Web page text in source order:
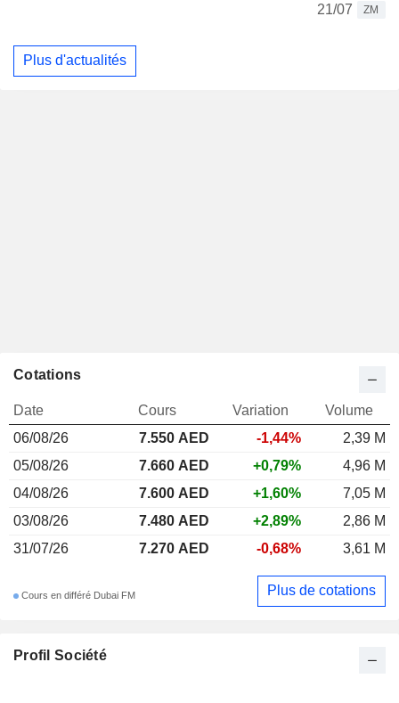
21/07
ZM
Plus d'actualités
Profil Société
Cotations
Date Cours Variation
Volume
06/08/26
7.550 AED -1,44%
2,39 M
05/08/26
7.660 AED +0,79%
4,96 M
04/08/26
7.600 AED +1,60%
7,05 M
03/08/26
7.480 AED +2,89%
2,86 M
31/07/26
7.270 AED -0,68% 3,61 M
Cours en différé Dubai FM Plus de cotations